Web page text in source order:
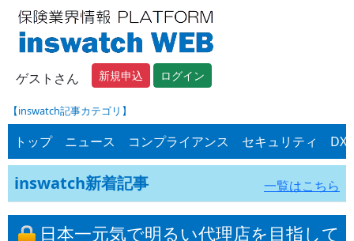
ゲストさん 新規申込 ログイン
【inswatch記事カテゴリ】
トップ ニュース コンプライアンス セキュリティ DX
inswatch新着記事 一覧はこちら
日本一元気で明るい代理店を目指して